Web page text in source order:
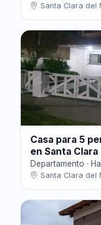
Santa Clara del
Casa para 5
en Santa Clara
Departamento ·
Santa Clara del